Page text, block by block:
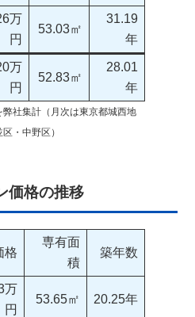
万
円
53.03㎡
31.19
年
万
円
52.83㎡
28.01
年
社集計（月次は東京都城西地
・中野区）
価格の推移
格
専有面
積
築年数
万
円
53.65㎡ 20.25年